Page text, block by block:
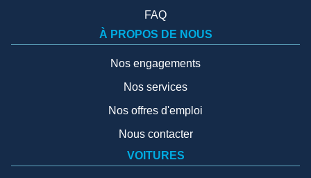
FAQ
À PROPOS DE NOUS
Nos engagements
Nos services
Nos offres d'emploi
Nous contacter
VOITURES